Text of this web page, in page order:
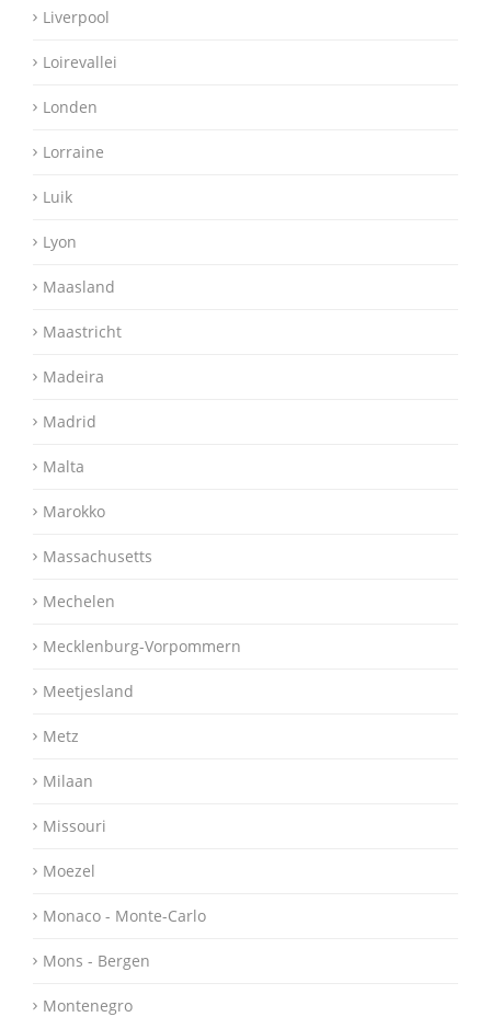
Liverpool
Loirevallei
Londen
Lorraine
Luik
Lyon
Maasland
Maastricht
Madeira
Madrid
Malta
Marokko
Massachusetts
Mechelen
Mecklenburg-Vorpommern
Meetjesland
Metz
Milaan
Missouri
Moezel
Monaco - Monte-Carlo
Mons - Bergen
Montenegro